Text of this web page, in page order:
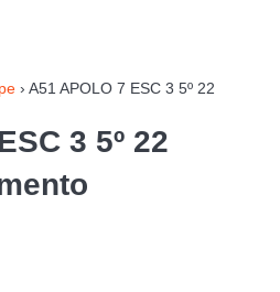
› A51 APOLO 7 ESC 3 5º 22
3 5º 22